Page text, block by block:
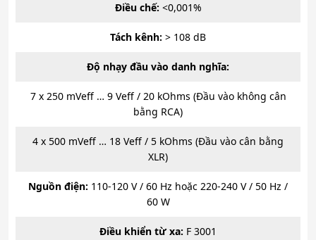
Điều chế: <0,001%
Tách kênh: > 108 dB
Độ nhạy đầu vào danh nghĩa:
7 x 250 mVeff … 9 Veff / 20 kOhms (Đầu vào không cân
bằng RCA)
4 x 500 mVeff … 18 Veff / 5 kOhms (Đầu vào cân bằng
XLR)
Nguồn điện: 110-120 V / 60 Hz hoặc 220-240 V / 50 Hz /
60 W
Điều khiển từ xa: F 3001